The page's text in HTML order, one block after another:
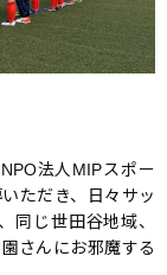
法人MIPスポー
ただき、日々サッ
同じ世田谷地域、
さんにお邪魔する